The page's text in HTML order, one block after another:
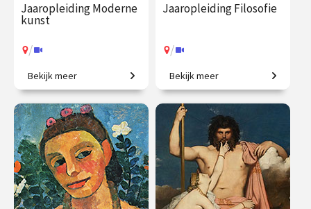
Jaaropleiding Moderne
kunst
/
Is dit kunst? Zo ja, waarom?
€ 1059.00
vanaf 5
okt.
/ Op locatie of online
Bekijk meer
Jaaropleiding Filosofie
/
In één jaar de wereld beter
begrijpen!
€ 1090.00
vanaf 22
sep.
/ Op locatie of online
Bekijk meer